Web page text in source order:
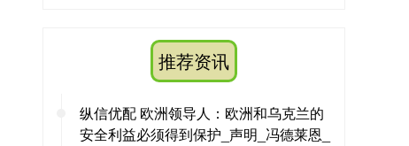
推荐资讯
纵信优配 欧洲领导人：欧洲和乌克兰的
安全利益必须得到保护_声明_冯德莱恩_